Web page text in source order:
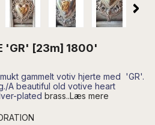
'GR' [23m] 1800'
gammelt votiv hjerte med 'GR'.
A beautiful old votive heart
plated brass..Læs mere